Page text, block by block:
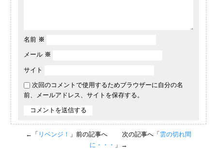
名前 ※
メール ※
サイト
次回のコメントで使用するためブラウザーに自分の名
前、メールアドレス、サイトを保存する。
←「 リベンジ！ 」前の記事へ 次の記事へ「雲の切れ間
に・・・ 」→